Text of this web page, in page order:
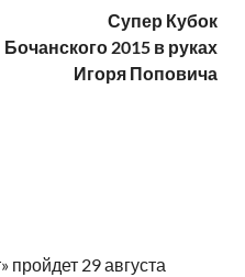
Супер Кубок
Бочанского 2015 в руках
Игоря Поповича
пройдет 29 августа